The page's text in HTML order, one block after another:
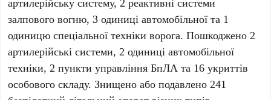
залпового вогню,3 одиниці автомобільної та 1
одиницю спеціальної техніки ворога. Пошкоджено2
артилерійські системи,2 одиниці автомобільної
техніки,2 пункти управління БпЛА та 16 укриттів
особового складу. Знищено або подавлено241